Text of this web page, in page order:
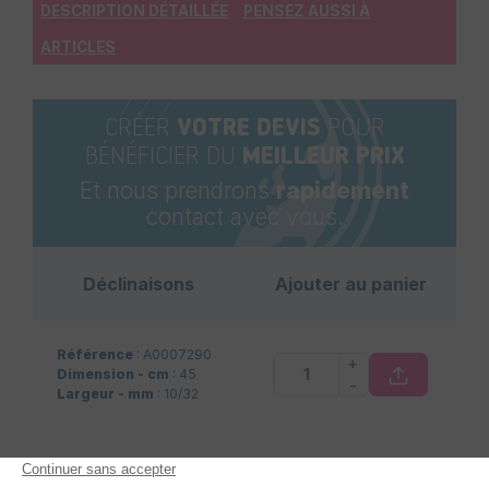
DESCRIPTION DÉTAILLÉE PENSEZ AUSSI À
ARTICLES
CRÉER VOTRE DEVIS POUR
BÉNÉFICIER DU MEILLEUR PRIX
Et nous prendrons rapidement
contact avec vous.
Déclinaisons Ajouter au panier
Référence : A0007290
Dimension - cm : 45
Largeur - mm : 10/32
+
-